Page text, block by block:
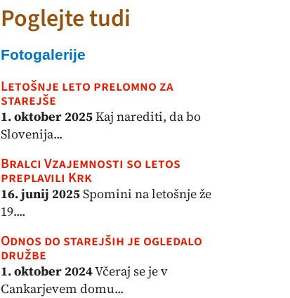
Poglejte tudi
Fotogalerije
Letošnje leto prelomno za
starejše
1. oktober 2025Kaj narediti, da bo
Slovenija...
Bralci Vzajemnosti so letos
preplavili Krk
16. junij 2025Spomini na letošnje že
19....
Odnos do starejših je ogledalo
družbe
1. oktober 2024Včeraj se je v
Cankarjevem domu...